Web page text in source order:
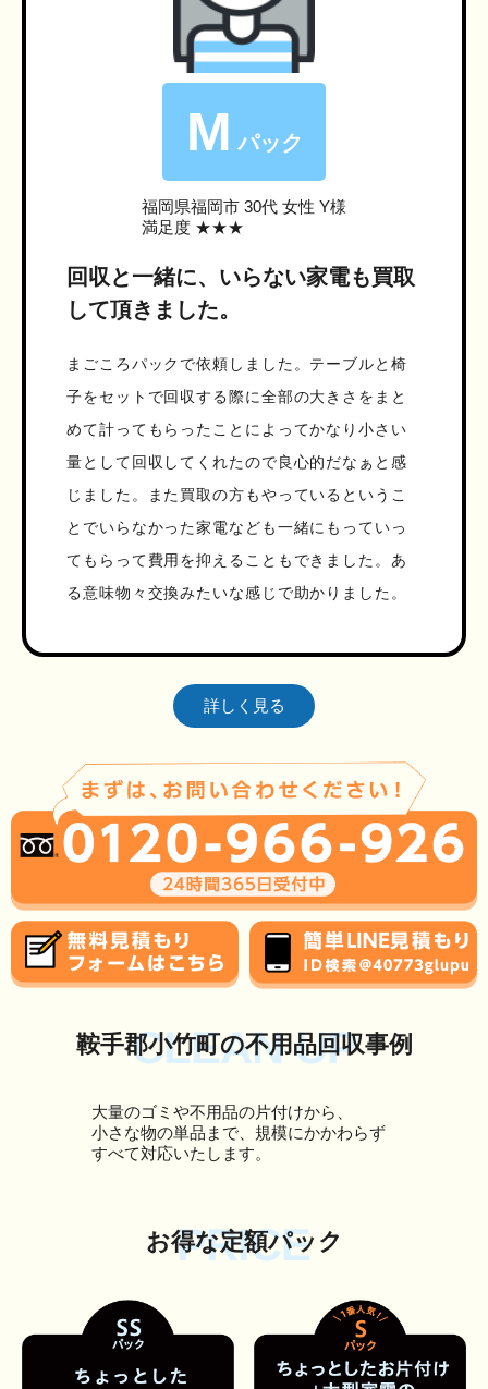
M パック
福岡県福岡市 30代 女性 Y様
満足度 ★★★
回収と一緒に、いらない家電も買取
して頂きました。
まごころパックで依頼しました。テーブルと椅
子をセットで回収する際に全部の大きさをまと
めて計ってもらったことによってかなり小さい
量として回収してくれたので良心的だなぁと感
じました。また買取の方もやっているというこ
とでいらなかった家電なども一緒にもっていっ
てもらって費用を抑えることもできました。あ
る意味物々交換みたいな感じで助かりました。
詳しく見る
CLEAN UP
鞍手郡小竹町の不用品回収事例
大量のゴミや不用品の片付けから、
小さな物の単品まで、規模にかかわらず
すべて対応いたします。
PRICE
お得な定額パック